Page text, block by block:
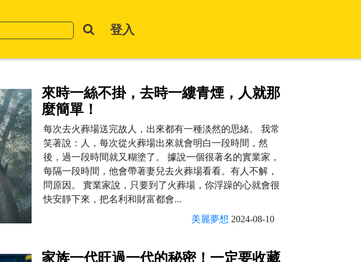
登入
來時一絲不掛，去時一縷青煙，人就那
麼簡單！
每次去火葬場送完故人，出來都有一種淡然的思緒。 我常
笑著說：人，每次從火葬場出來就會明白一段時間，然
後，過一段時間就又糊塗了。 據說一個很著名的實業家，
每隔一段時間，他會帶著妻兒去火葬場看看。有人不解，
問原因。 實業家說，只要到了火葬場，你浮躁的心就會很
快安靜下來，把名利和財富都會...
美麗夢想 2024-08-10
家族一代旺過一代的秘密！一定要收藏